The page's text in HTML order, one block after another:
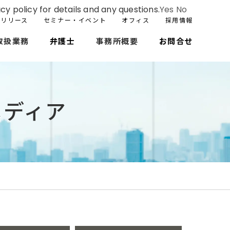
リース セミナー・イベント オフィス 採用情報
扱業務 弁護士 事務所概要 お問合せ
ィア
policy for details and any questions.Yes No